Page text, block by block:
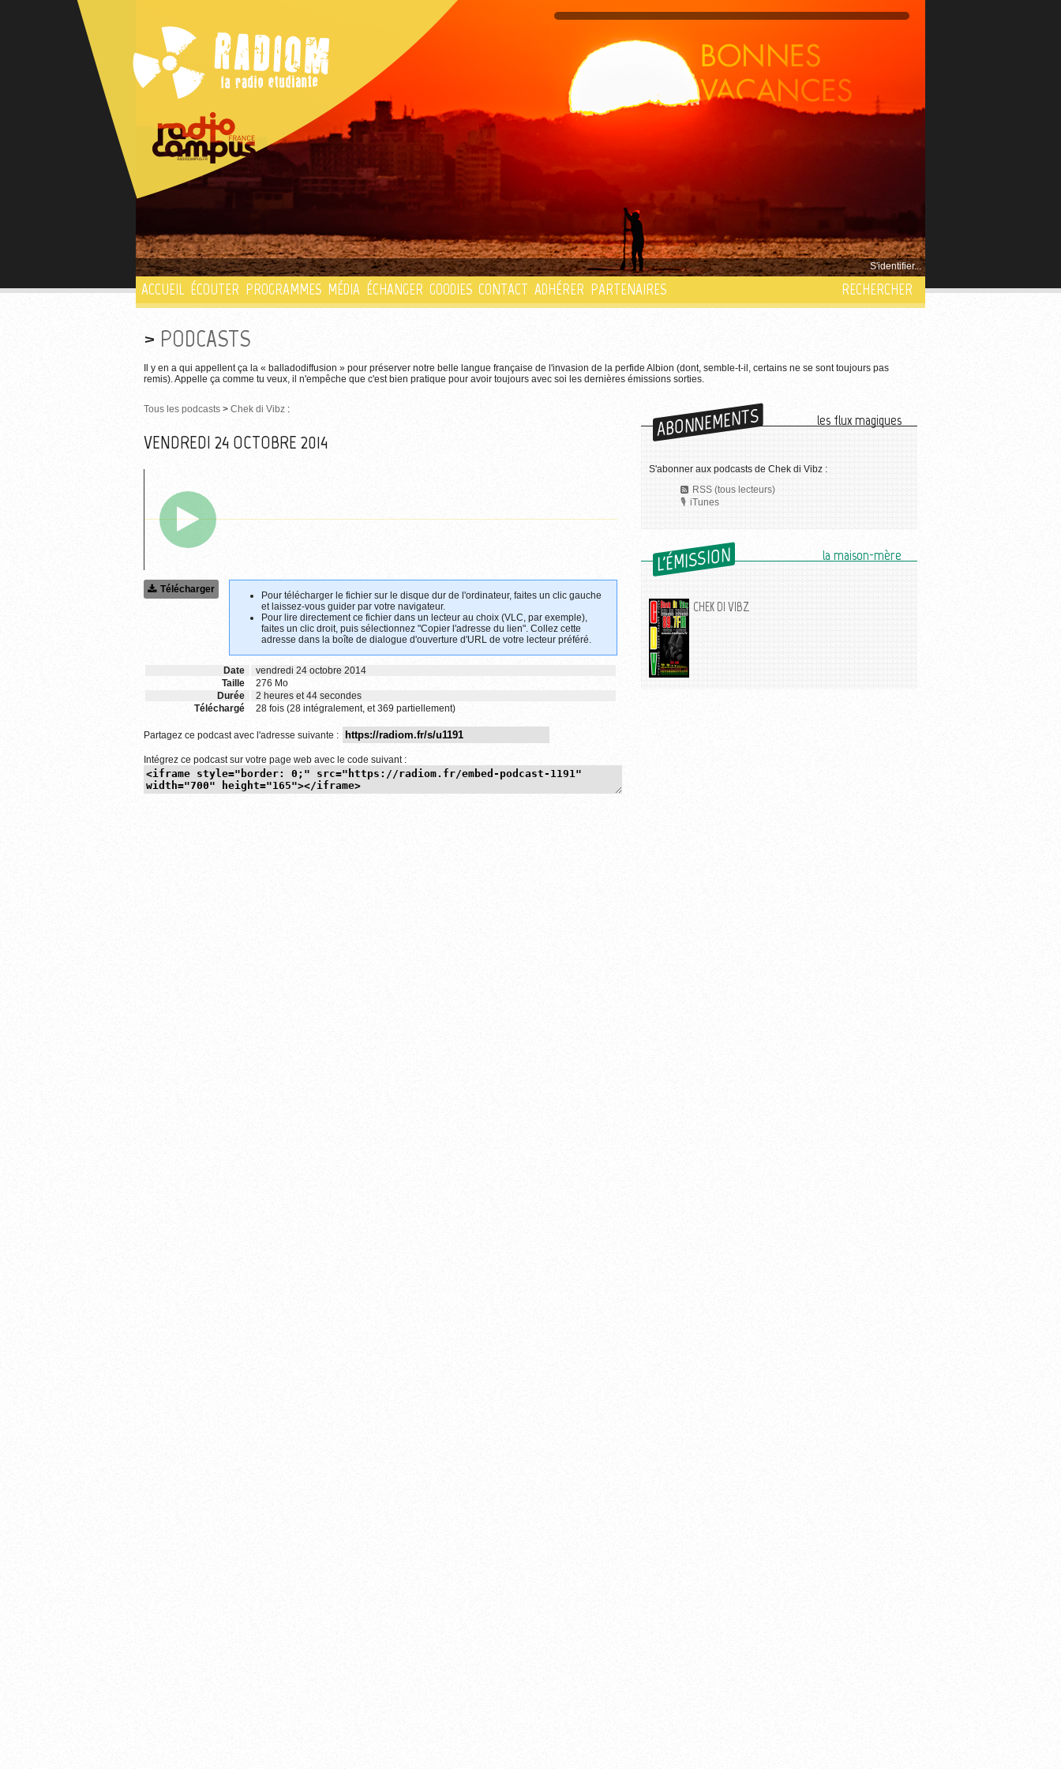
S'identifier...
ACCUEIL ÉCOUTER PROGRAMMES MÉDIA ÉCHANGER GOODIES CONTACT ADHÉRER PARTENAIRES RECHERCHER
PODCASTS
Il y en a qui appellent ça la « balladodiffusion » pour préserver notre belle langue française de l'invasion de la perfide Albion (dont, semble-t-il, certains ne se sont toujours pas
remis). Appelle ça comme tu veux, il n'empêche que c'est bien pratique pour avoir toujours avec soi les dernières émissions sorties.
Tous les podcasts > Chek di Vibz :
VENDREDI 24 OCTOBRE 2014
Télécharger
Pour télécharger le fichier sur le disque dur de l'ordinateur, faites un clic gauche
et laissez-vous guider par votre navigateur.
Pour lire directement ce fichier dans un lecteur au choix (VLC, par exemple),
faites un clic droit, puis sélectionnez "Copier l'adresse du lien". Collez cette
adresse dans la boîte de dialogue d'ouverture d'URL de votre lecteur préféré.
Date
vendredi 24 octobre 2014
Taille
276 Mo
Durée
2 heures et 44 secondes
Téléchargé
28 fois (28 intégralement, et 369 partiellement)
Partagez ce podcast avec l'adresse suivante :
Intégrez ce podcast sur votre page web avec le code suivant :
ABONNEMENTS les flux magiques
S'abonner aux podcasts de Chek di Vibz :
RSS (tous lecteurs)
iTunes
L'ÉMISSION la maison-mère
CHEK DI VIBZ